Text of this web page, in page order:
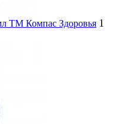
ТМ Компас Здоровья 1